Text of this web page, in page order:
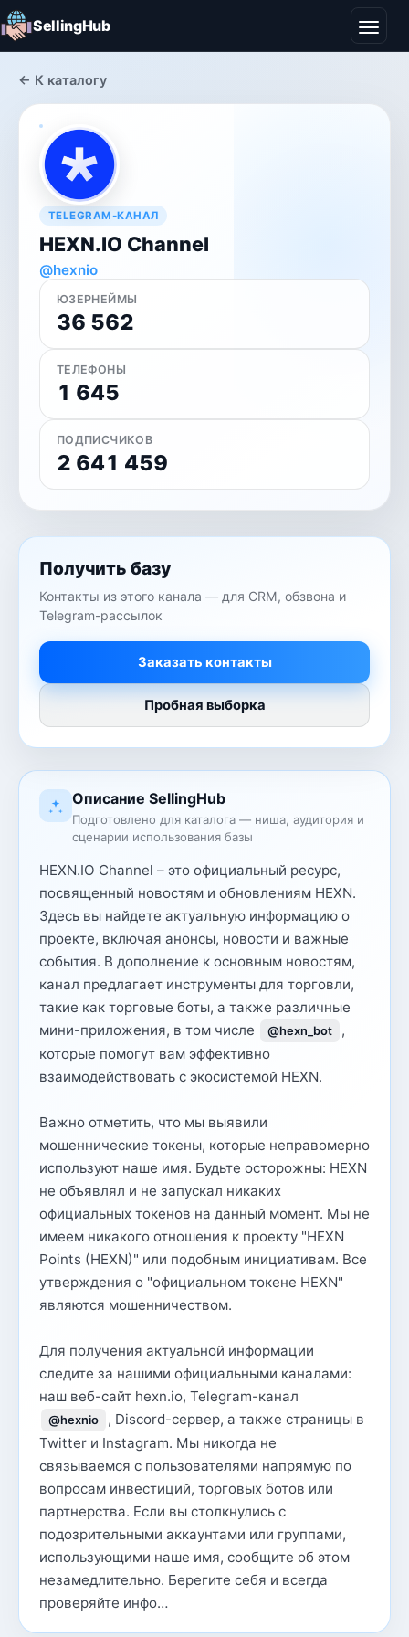
SellingHub
← К каталогу
TELEGRAM-КАНАЛ
HEXN.IO Channel
@hexnio
ЮЗЕРНЕЙМЫ
36 562
ТЕЛЕФОНЫ
1 645
ПОДПИСЧИКОВ
2 641 459
Описание SellingHub
Подготовлено для каталога — ниша, аудитория и
сценарии использования базы
HEXN.IO Channel – это официальный ресурс,
посвященный новостям и обновлениям HEXN.
Здесь вы найдете актуальную информацию о
проекте, включая анонсы, новости и важные
события. В дополнение к основным новостям,
канал предлагает инструменты для торговли,
такие как торговые боты, а также различные
мини-приложения, в том числе
@hexn_bot
,
которые помогут вам эффективно
взаимодействовать с экосистемой HEXN.
Важно отметить, что мы выявили
мошеннические токены, которые неправомерно
используют наше имя. Будьте осторожны: HEXN
не объявлял и не запускал никаких
официальных токенов на данный момент. Мы не
имеем никакого отношения к проекту "HEXN
Points (HEXN)" или подобным инициативам. Все
утверждения о "официальном токене HEXN"
являются мошенничеством.
Для получения актуальной информации
следите за нашими официальными каналами:
наш веб-сайт hexn.io, Telegram-канал
@hexnio
, Discord-сервер, а также страницы в
Twitter и Instagram. Мы никогда не
связываемся с пользователями напрямую по
вопросам инвестиций, торговых ботов или
партнерства. Если вы столкнулись с
подозрительными аккаунтами или группами,
использующими наше имя, сообщите об этом
незамедлительно. Берегите себя и всегда
проверяйте инфо…
Получить базу
Контакты из этого канала — для CRM, обзвона и
Telegram-рассылок
Заказать контакты
Пробная выборка